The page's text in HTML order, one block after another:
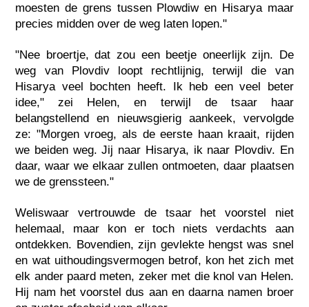
moesten de grens tussen Plowdiw en Hisarya maar
precies midden over de weg laten lopen."
"Nee broertje, dat zou een beetje oneerlijk zijn. De
weg van Plovdiv loopt rechtlijnig, terwijl die van
Hisarya veel bochten heeft. Ik heb een veel beter
idee," zei Helen, en terwijl de tsaar haar
belangstellend en nieuwsgierig aankeek, vervolgde
ze: "Morgen vroeg, als de eerste haan kraait, rijden
we beiden weg. Jij naar Hisarya, ik naar Plovdiv. En
daar, waar we elkaar zullen ontmoeten, daar plaatsen
we de grenssteen."
Weliswaar vertrouwde de tsaar het voorstel niet
helemaal, maar kon er toch niets verdachts aan
ontdekken. Bovendien, zijn gevlekte hengst was snel
en wat uithoudingsvermogen betrof, kon het zich met
elk ander paard meten, zeker met die knol van Helen.
Hij nam het voorstel dus aan en daarna namen broer